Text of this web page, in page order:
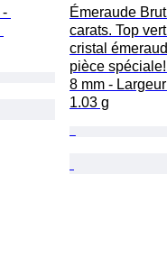
-
Émeraude
carats. Top
cristal
pièce
8 mm -
1.03 g